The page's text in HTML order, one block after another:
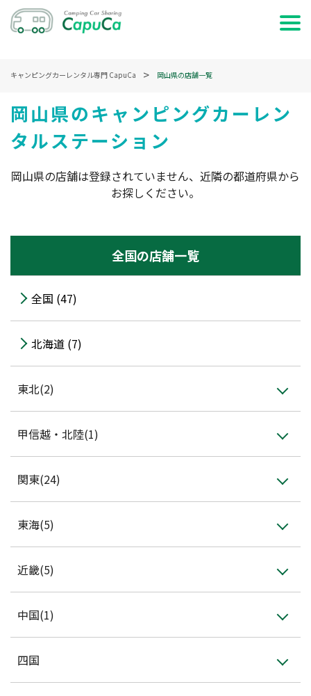
車両で検索する
特集・記事を読む
ログイン
キャンピングカーレンタル専門 CapuCa 岡山県の店舗一覧
岡山県のキャンピングカーレン
タルステーション
岡山県の店舗は登録されていません、近隣の都道府県から
お探しください。
全国の店舗一覧
全国 (47)
北海道 (7)
東北(2)
甲信越・北陸(1)
関東(24)
東海(5)
近畿(5)
中国(1)
四国